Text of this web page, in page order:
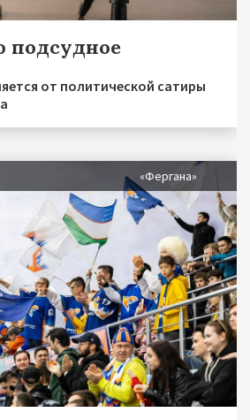
подсудное
от политической сатиры
«Фергана»